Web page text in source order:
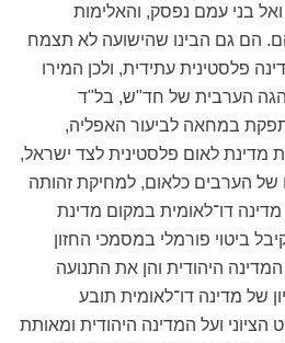
בני עמם נפסק, והאלימות
הם גם הבינו שהישועה לא תצמח
פלסטינית עתידית, ולכן המירו
הערבית של חד"ש, בל"ד
במחאה לביעור האפליה,
מדינת לאום פלסטינית לצד ישראל,
הערבים כלאום, למחיקת זהותה
מדינה דו־לאומית במקום מדינת
ביטוי פורמלי במסמכי החזון
היהודית והן את התנועה
של מדינה דו־לאומית תובע
הציוני ועל המדינה היהודית ומאותת